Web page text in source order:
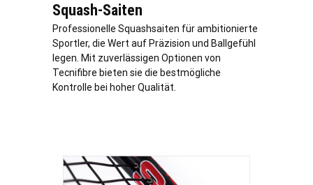
Squash-Saiten
Professionelle Squashsaiten für ambitionierte
Sportler, die Wert auf Präzision und Ballgefühl
legen. Mit zuverlässigen Optionen von
Tecnifibre bieten sie die bestmögliche
Kontrolle bei hoher Qualität.